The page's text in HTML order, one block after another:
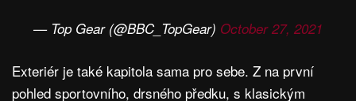
— Top Gear (@BBC_TopGear) October 27, 2021
Exteriér je také kapitola sama pro sebe. Z na první
pohled sportovního, drsného předku, s klasickým